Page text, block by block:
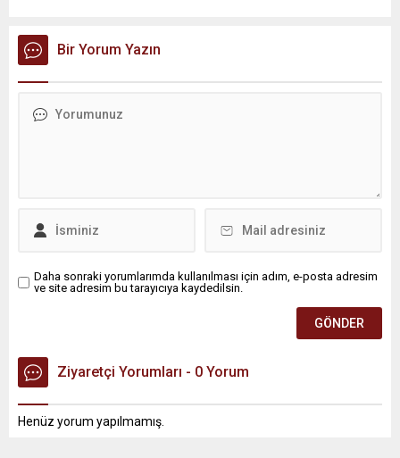
üzerine çıkarak yaz değerlerine ulaşacak. Ayrıca...
Bir Yorum Yazın
Daha sonraki yorumlarımda kullanılması için adım, e-posta adresim
ve site adresim bu tarayıcıya kaydedilsin.
Ziyaretçi Yorumları - 0 Yorum
Henüz yorum yapılmamış.